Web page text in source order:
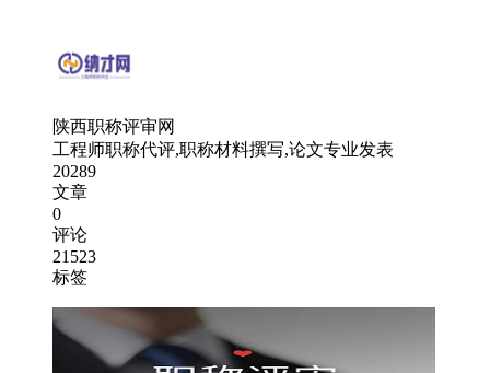
陕西职称评审网
工程师职称代评,职称材料撰写,论文专业发表
20289
文章
0
评论
21523
标签